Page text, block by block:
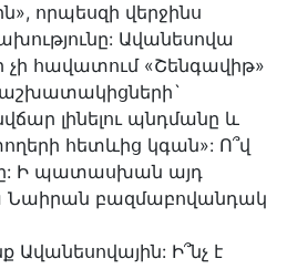
որպեսզի վերջինս
Ավանեսովա
չի հավատում «Շենգավիթ»
լինելու պնդմանը և
հետևից կգան»: Ո՞վ
Ի պատասխան այդ
Նաիրան բազմաբովանդակ
Ավանեսովային: Ի՞նչ է